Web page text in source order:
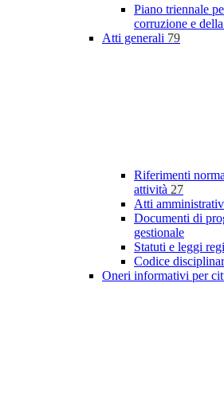
Piano triennale
corruzione e
Atti generali 79
Riferimenti
attività 27
Atti
Documenti di
gestionale
Statuti e leggi
Codice
Oneri informativi per